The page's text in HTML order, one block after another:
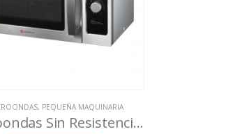
, PEQUEÑA MAQUINARIA
Microondas Sin Resistencia Color Inox.